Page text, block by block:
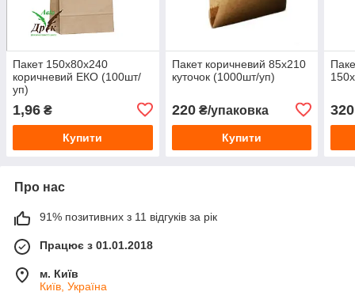
Пакет 150х80х240
коричневий ЕКО (100шт/
уп)
1,96 ₴
Купити
Пакет коричневий 85х210
куточок (1000шт/уп)
220₴/упаковка
Купити
320
Про нас
91% позитивних з 11 відгуків за рік
Працює з 01.01.2018
м. Київ
Київ, Україна